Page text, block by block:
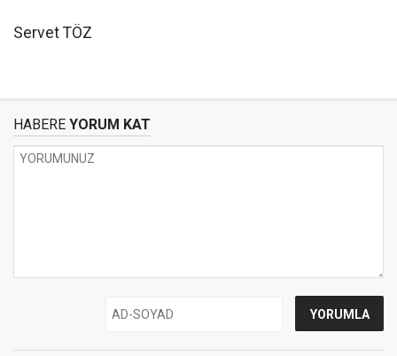
Servet TÖZ
HABERE YORUM KAT